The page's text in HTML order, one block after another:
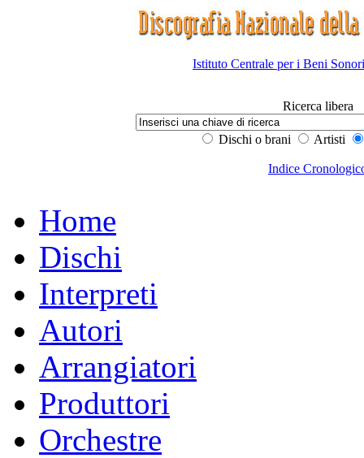
Istituto Centrale per i Beni
Ricerca libera
Dischi o brani Artisti
Indice
Home
Dischi
Interpreti
Autori
Arrangiatori
Produttori
Orchestre